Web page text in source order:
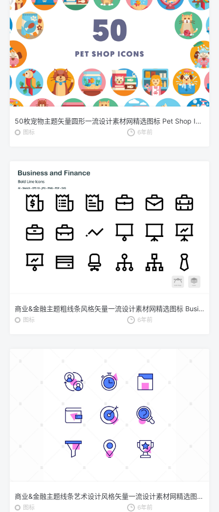
50枚宠物主题矢量圆形一流设计素材网精选图标 Pet Shop Icons
图标 6年前
商业&金融主题粗线条风格矢量一流设计素材网精选图标 Business and Finance Mini Bold Line Icons
图标 6年前
商业&金融主题线条艺术设计风格矢量一流设计素材网精选图标 Business and management – line design style icons
图标 6年前